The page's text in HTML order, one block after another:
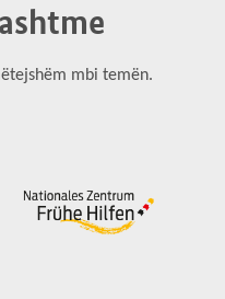
mbi temën.